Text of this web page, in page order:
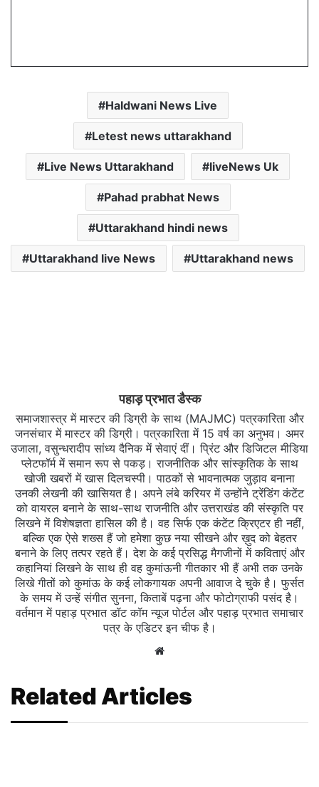
Haldwani News Live
Letest news uttarakhand
Live News Uttarakhand liveNews Uk
Pahad prabhat News
Uttarakhand hindi news
Uttarakhand live News Uttarakhand news
पहाड़ प्रभात डैस्क
समाजशास्त्र में मास्टर की डिग्री के साथ (MAJMC) पत्रकारिता और
जनसंचार में मास्टर की डिग्री। पत्रकारिता में 15 वर्ष का अनुभव। अमर
उजाला, वसुन्धरादीप सांध्य दैनिक में सेवाएं दीं। प्रिंट और डिजिटल मीडिया
प्लेटफॉर्म में समान रूप से पकड़। राजनीतिक और सांस्कृतिक के साथ
खोजी खबरों में खास दिलचस्‍पी। पाठकों से भावनात्मक जुड़ाव बनाना
उनकी लेखनी की खासियत है। अपने लंबे करियर में उन्होंने ट्रेंडिंग कंटेंट
को वायरल बनाने के साथ-साथ राजनीति और उत्तराखंड की संस्कृति पर
लिखने में विशेषज्ञता हासिल की है। वह सिर्फ एक कंटेंट क्रिएटर ही नहीं,
बल्कि एक ऐसे शख्स हैं जो हमेशा कुछ नया सीखने और ख़ुद को बेहतर
बनाने के लिए तत्पर रहते हैं। देश के कई प्रसिद्ध मैगजीनों में कविताएं और
कहानियां लिखने के साथ ही वह कुमांऊनी गीतकार भी हैं अभी तक उनके
लिखे गीतों को कुमांऊ के कई लोकगायक अपनी आवाज दे चुके है। फुर्सत
के समय में उन्हें संगीत सुनना, किताबें पढ़ना और फोटोग्राफी पसंद है।
वर्तमान में पहाड़ प्रभात डॉट कॉम न्यूज पोर्टल और पहाड़ प्रभात समाचार
पत्र के एडिटर इन चीफ है।
Website
Related Articles